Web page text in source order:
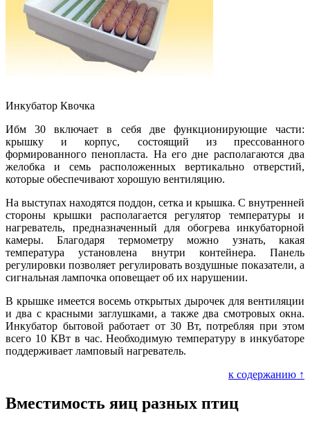
Инкубатор Квочка
Ибм 30 включает в себя две функционирующие части:
крышку и корпус, состоящий из прессованного
формированного пенопласта. На его дне располагаются два
желобка и семь расположенных вертикально отверстий,
которые обеспечивают хорошую вентиляцию.
На выступах находятся поддон, сетка и крышка. С внутренней
стороны крышки располагается регулятор температуры и
нагреватель, предназначенный для обогрева инкубаторной
камеры. Благодаря термометру можно узнать, какая
температура установлена внутри контейнера. Панель
регулировки позволяет регулировать воздушные показатели, а
сигнальная лампочка оповещает об их нарушении.
В крышке имеется восемь открытых дырочек для вентиляции
и два с красными заглушками, а также два смотровых окна.
Инкубатор бытовой работает от 30 Вт, потребляя при этом
всего 10 КВт в час. Необходимую температуру в инкубаторе
поддерживает ламповый нагреватель.
к содержанию ↑
Вместимость яиц разных птиц